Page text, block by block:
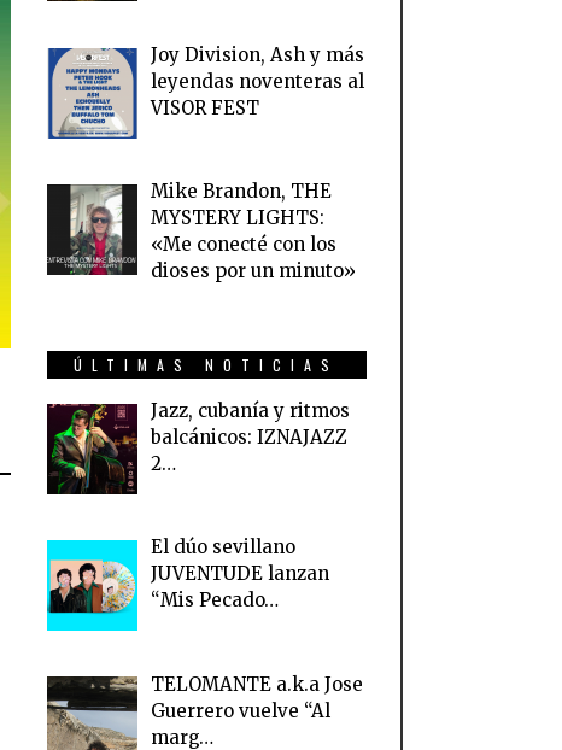
Joy Division, Ash y más
leyendas noventeras al
VISOR FEST
Mike Brandon, THE
MYSTERY LIGHTS:
«Me conecté con los
dioses por un minuto»
ÚLTIMAS NOTICIAS
Jazz, cubanía y ritmos
balcánicos: IZNAJAZZ
2…
El dúo sevillano
JUVENTUDE lanzan
“Mis Pecado…
TELOMANTE a.k.a Jose
Guerrero vuelve “Al
marg…